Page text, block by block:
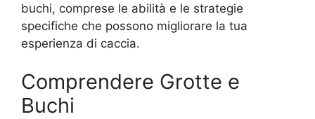
buchi, comprese le abilità e le strategie
specifiche che possono migliorare la tua
esperienza di caccia.
Comprendere Grotte e
Buchi